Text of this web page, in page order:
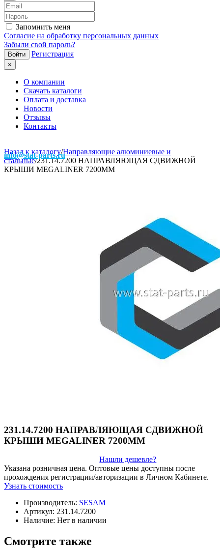
Запомнить меня
Согласие на обработку персональных данных
Забыли свой пароль?
Регистрация
×
О компании
Скачать каталоги
Оплата и доставка
Новости
Отзывы
Контакты
info@stat-parts.ru
Назад к каталогу/Направляющие алюминиевые и
стальные/231.14.7200 НАПРАВЛЯЮЩАЯ СДВИЖНОЙ
КРЫШИ MEGALINER 7200MM
231.14.7200 НАПРАВЛЯЮЩАЯ СДВИЖНОЙ
КРЫШИ MEGALINER 7200MM
Нашли дешевле?
Указана розничная цена. Оптовые цены доступны после
прохождения регистрации/авторизации в Личном Кабинете.
Узнать стоимость
Производитель: SESAM
Артикул: 231.14.7200
Наличие: Нет в наличии
Смотрите также